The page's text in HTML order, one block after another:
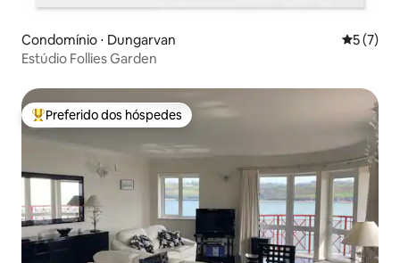
Condomínio ⋅ Dungarvan 5 de
5 (7)
Estúdio Follies Garden
Entre os melhores preferidos dos hóspedes
Preferido dos hóspedes